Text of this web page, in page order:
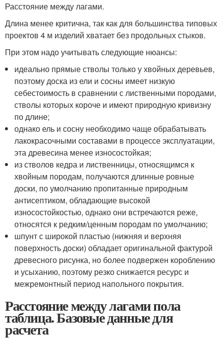
Расстояние между лагами.
Длина менее критична, так как для большинства типовых
проектов 4 м изделий хватает без продольных стыков.
При этом надо учитывать следующие нюансы:
идеально прямые стволы только у хвойных деревьев,
поэтому доска из ели и сосны имеет низкую
себестоимость в сравнении с лиственными породами,
стволы которых короче и имеют природную кривизну
по длине;
однако ель и сосну необходимо чаще обрабатывать
лакокрасочными составами в процессе эксплуатации,
эта древесина менее износостойкая;
из стволов кедра и лиственницы, относящимся к
хвойным породам, получаются длинные ровные
доски, по умолчанию пропитанные природным
антисептиком, обладающие высокой
износостойкостью, однако они встречаются реже,
относятся к редким/ценным породам по умолчанию;
шпунт с широкой пластью (нижняя и верхняя
поверхность доски) обладает оригинальной фактурой
древесного рисунка, но более подвержен короблению
и усыханию, поэтому резко снижается ресурс и
межремонтный период напольного покрытия.
Расстояние между лагами пола
таблица. Базовые данные для
расчета